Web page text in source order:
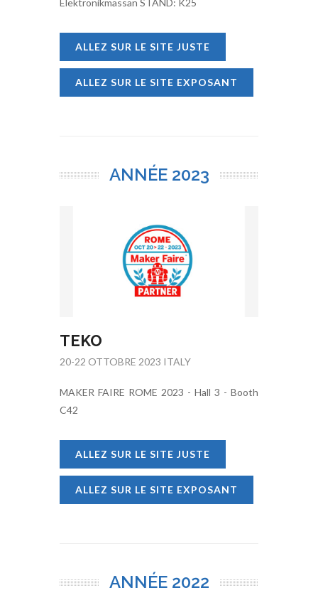
Elektronikmässan STAND: K25
ALLEZ SUR LE SITE JUSTE
ALLEZ SUR LE SITE EXPOSANT
ANNÉE 2023
TEKO
20-22 OTTOBRE 2023 ITALY
MAKER FAIRE ROME 2023 - Hall 3 - Booth
C42
ALLEZ SUR LE SITE JUSTE
ALLEZ SUR LE SITE EXPOSANT
ANNÉE 2022